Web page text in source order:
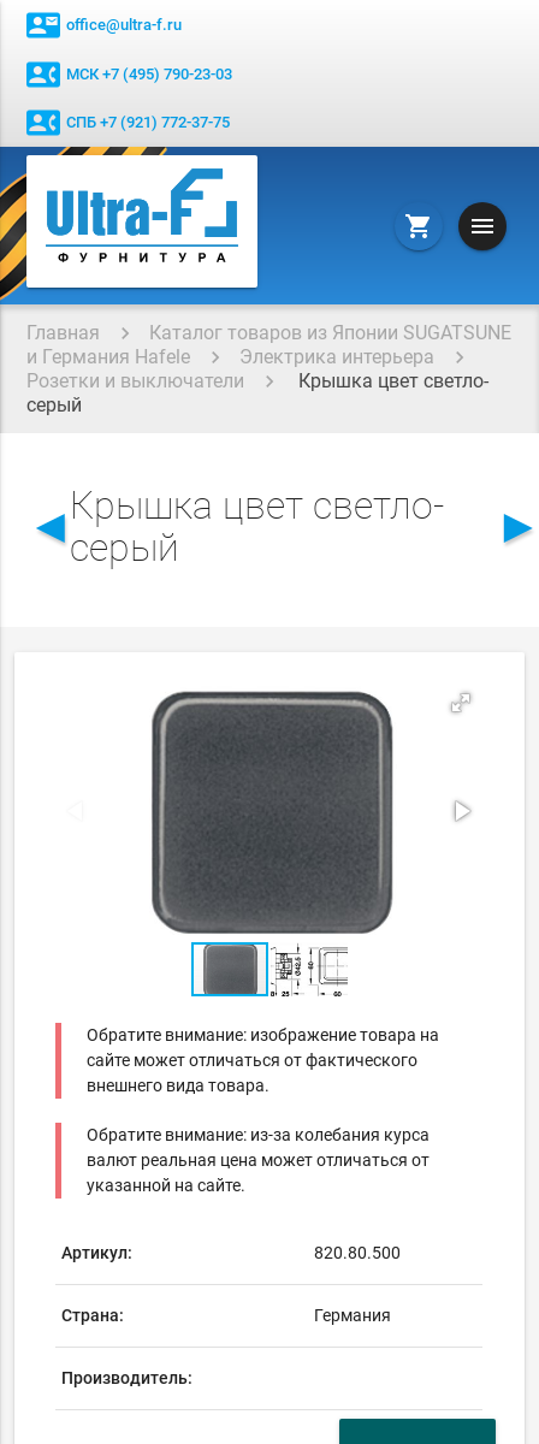
contact_mail office@ultra-f.ru
contact_phone МСК +7 (495) 790-23-03
contact_phone СПБ +7 (921) 772-37-75
shopping_cart menu
Главная
Каталог товаров из Японии SUGATSUNE
и Германия Hafele
Электрика интерьера
Розетки и выключатели
Крышка цвет светло-
серый
◄Крышка цвет светло-
серый
Обратите внимание: изображение товара на
сайте может отличаться от фактического
внешнего вида товара.
Обратите внимание: из-за колебания курса
валют реальная цена может отличаться от
указанной на сайте.
Артикул: 820.80.500
Страна: Германия
Производитель: